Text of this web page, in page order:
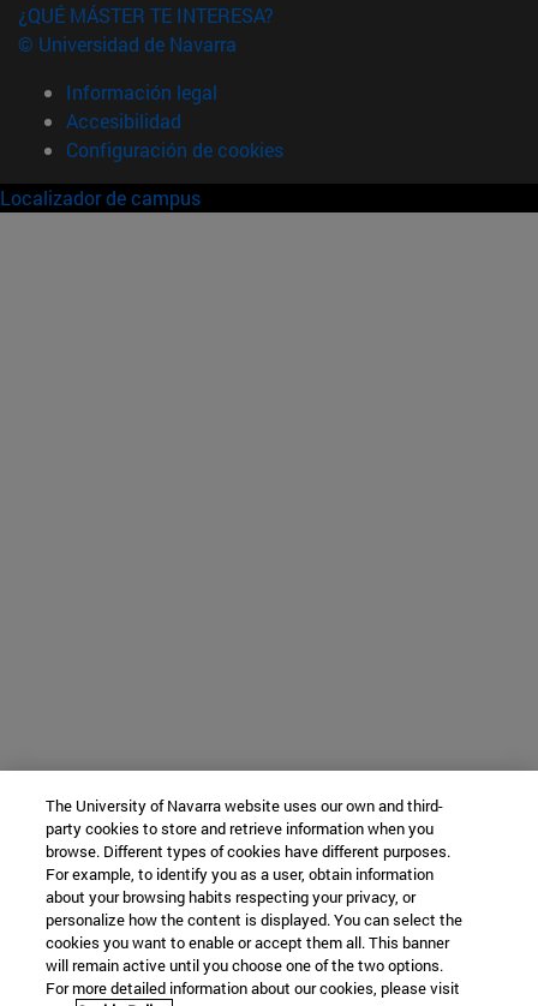
¿QUÉ MÁSTER TE INTERESA?
© Universidad de Navarra
Información legal
Accesibilidad
Configuración de cookies
Localizador de campus
The University of Navarra website uses our own and third-
party cookies to store and retrieve information when you
browse. Different types of cookies have different purposes.
For example, to identify you as a user, obtain information
about your browsing habits respecting your privacy, or
personalize how the content is displayed. You can select the
cookies you want to enable or accept them all. This banner
will remain active until you choose one of the two options.
For more detailed information about our cookies, please visit